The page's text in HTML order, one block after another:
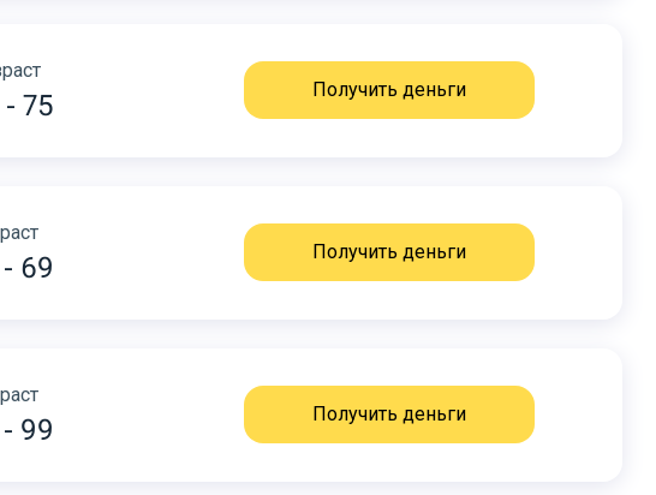
- 75 Получить деньги
69 Получить деньги
99 Получить деньги